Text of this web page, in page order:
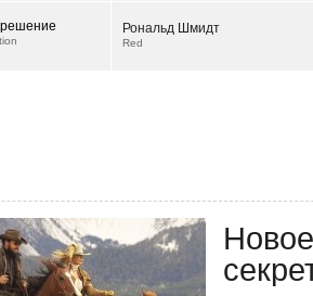
Рональд Шмидт
Red